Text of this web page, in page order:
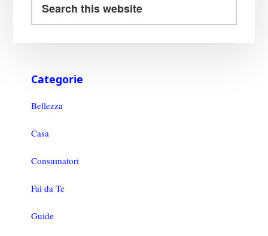
Categorie
Bellezza
Casa
Consumatori
Fai da Te
Guide